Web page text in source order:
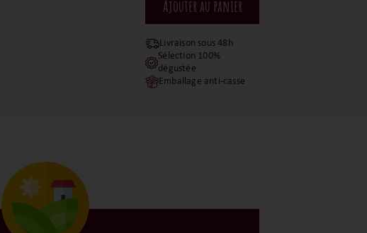
Livraison sous 48h
Sélection 100%
dégustée
Emballage anti-casse